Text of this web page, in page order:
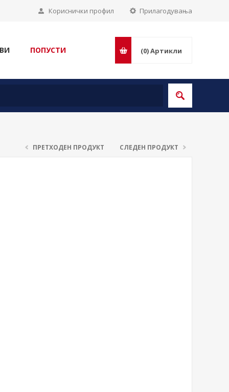
Прилагодувања
Кориснички профил
ПОПУСТИ (0)Артикли
ПРЕТХОДЕН ПРОДУКТ СЛЕДЕН ПРОДУКТ